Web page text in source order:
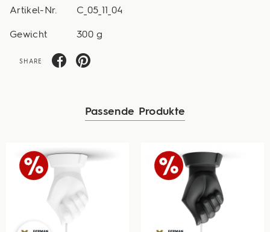
Artikel-Nr. C_05_11_04
Gewicht 300 g
SHARE
Passende Produkte